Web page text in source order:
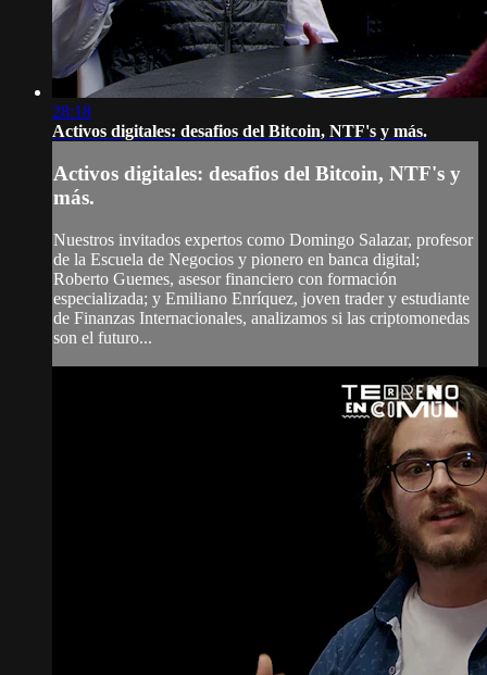
28:18
Activos digitales: desafios del Bitcoin, NTF's y más.
Activos digitales: desafios del Bitcoin, NTF's y
más.
Nuestros invitados expertos como Domingo Salazar, profesor
de la Escuela de Negocios y pionero en banca digital;
Roberto Guemes, asesor financiero con formación
especializada; y Emiliano Enríquez, joven trader y estudiante
de Finanzas Internacionales, analizamos si las criptomonedas
son el futuro...